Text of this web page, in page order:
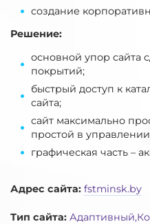
создание
Решение:
основной упор сайта
покрытий;
быстрый доступ к
сайта;
сайт максимально
простой в
графическая часть –
Адрес сайта: fstminsk.by
Тип сайта: